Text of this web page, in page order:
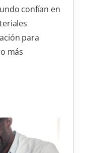
confían en
para
más